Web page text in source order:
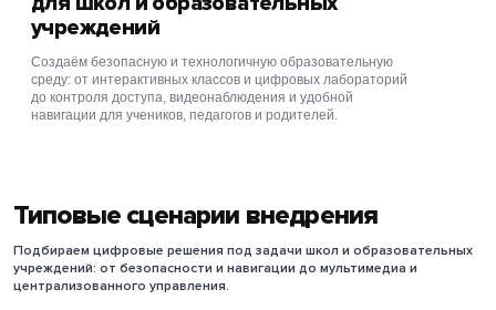
учреждений
Создаём безопасную и технологичную образовательную
среду: от интерактивных классов и цифровых лабораторий
до контроля доступа, видеонаблюдения и удобной
навигации для учеников, педагогов и родителей.
Типовые сценарии внедрения
Подбираем цифровые решения под задачи школ и образовательных
учреждений: от безопасности и навигации до мультимедиа и
централизованного управления.